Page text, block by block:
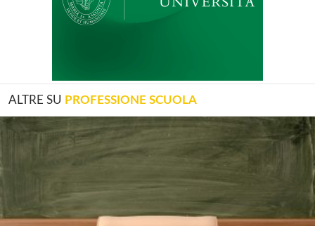
ALTRE SU PROFESSIONE SCUOLA